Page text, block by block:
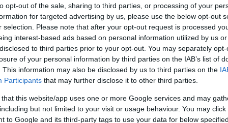
opt-out of the sale, sharing to third parties, or processing of your
for targeted advertising by us, please use the below opt-out
selection. Please note that after your opt-out request is processed
interest-based ads based on personal information utilized by us
to third parties prior to your opt-out. You may separately
of your personal information by third parties on the IAB’s list of
This information may also be disclosed by us to third parties on the
Participants that may further disclose it to other third parties.
that this website/app uses one or more Google services and may
but not limited to your visit or usage behaviour. You may
to Google and its third-party tags to use your data for below
s öt évvel később átdolgozott F-dúr vonósötöse,
amerikai zeneszerzője, a szinte napra pontosan 90
komponált versenyművét szólaltatja meg az
igazi különlegességet hallhat a közönség, amelyet az NFZ
Thierry de Mey Asztali zene című
elemeket sem nélkülözve - a legkülönfélébb